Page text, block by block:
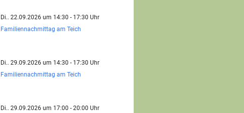
Di.. 22.09.2026 um 14:30 - 17:30 Uhr
Familiennachmittag am Teich
Di.. 29.09.2026 um 14:30 - 17:30 Uhr
Familiennachmittag am Teich
Di.. 29.09.2026 um 17:00 - 20:00 Uhr